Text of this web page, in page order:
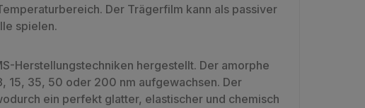
Der Trägerfilm kann als passiver
spielen.
Herstellungstechniken hergestellt. Der amorphe
15, 35, 50 oder 200 nm aufgewachsen. Der
ein perfekt glatter, elastischer und chemisch